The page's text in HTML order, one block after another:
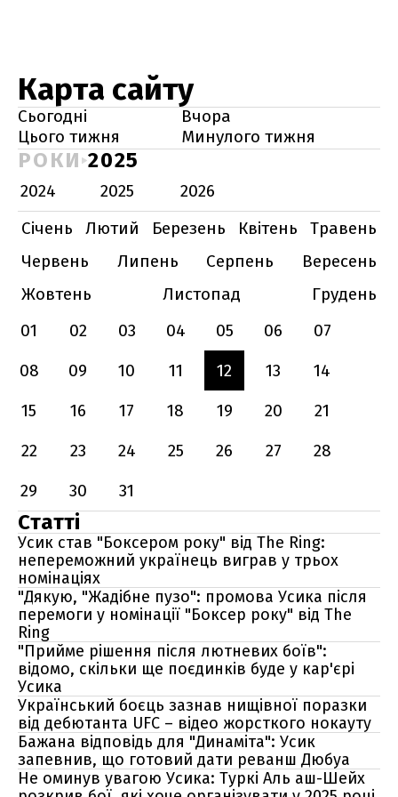
Карта сайту
Сьогодні
Вчора
Цього тижня
Минулого тижня
РОКИ 2025
2024 2025
2026
Січень
Лютий Березень Квітень
Травень
Червень
Липень Серпень
Вересень
Жовтень
Листопад
Грудень
01
02 03 04 05 06
07
08
09 10 11 12 13
14
15
16 17 18 19 20
21
22
23 24 25 26 27
28
29
30 31
Статті
Усик став "Боксером року" від The Ring:
непереможний українець виграв у трьох
номінаціях
"Дякую, "Жадібне пузо": промова Усика після
перемоги у номінації "Боксер року" від The
Ring
"Прийме рішення після лютневих боїв":
відомо, скільки ще поєдинків буде у кар'єрі
Усика
Український боєць зазнав нищівної поразки
від дебютанта UFC – відео жорсткого нокауту
Бажана відповідь для "Динаміта": Усик
запевнив, що готовий дати реванш Дюбуа
Не оминув увагою Усика: Туркі Аль аш-Шейх